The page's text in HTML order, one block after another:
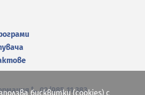
02/985 11 383
бисквитки (cookies) с